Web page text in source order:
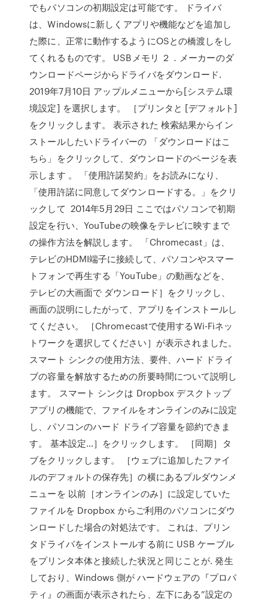
でもパソコンの初期設定は可能です。 ドライバ
は、Windowsに新しくアプリや機能などを追加し
た際に、正常に動作するようにOSとの橋渡しをし
てくれるものです。 USBメモリ ２．メーカーのダ
ウンロードページからドライバをダウンロード.
2019年7月10日 アップルメニューから[システム環
境設定] を選択します。 ［プリンタと [デフォルト]
をクリックします。 表示された 検索結果からイン
ストールしたいドライバーの 「ダウンロードはこ
ちら」をクリックして、ダウンロードのページを表
示します 。 「使用許諾契約」をお読みになり、
「使用許諾に同意してダウンロードする。」をクリ
ックして 2014年5月29日 ここではパソコンで初期
設定を行い、YouTubeの映像をテレビに映すまで
の操作方法を解説します。 「Chromecast」は、
テレビのHDMI端子に接続して、パソコンやスマー
トフォンで再生する「YouTube」の動画などを、
テレビの大画面で ダウンロード］をクリックし、
画面の説明にしたがって、アプリをインストールし
てください。 ［Chromecastで使用するWi-Fiネッ
トワークを選択してください］が表示されました。
スマート シンクの使用方法、要件、ハード ドライ
ブの容量を解放するための所要時間について説明し
ます。 スマート シンクは Dropbox デスクトップ
アプリの機能で、ファイルをオンラインのみに設定
し、パソコンのハード ドライブ容量を節約できま
す。 基本設定…］をクリックします。 ［同期］タ
ブをクリックします。 ［ウェブに追加したファイ
ルのデフォルトの保存先］の横にあるプルダウンメ
ニューを 以前［オンラインのみ］に設定していた
ファイルを Dropbox からご利用のパソコンにダウ
ンロードした場合の対処法です。 これは、プリン
タドライバをインストールする前に USB ケーブル
をプリンタ本体と接続した状況と同じことが. 発生
しており、Windows 側が ハードウェアの『プロパ
ティ』の画面が表示されたら、左下にある”設定の